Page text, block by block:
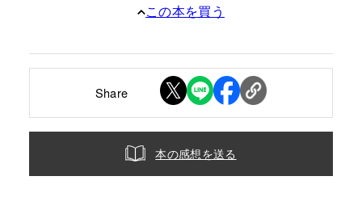
この本を買う
Share
本の感想を送る